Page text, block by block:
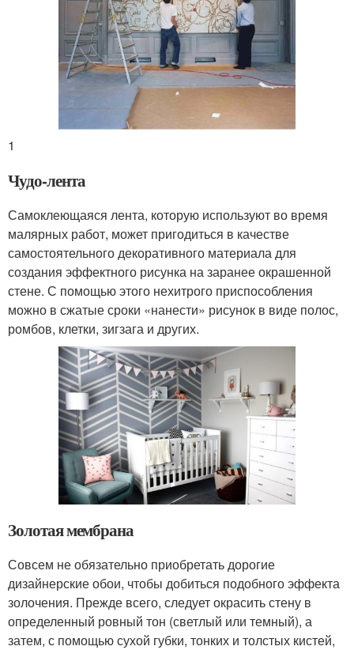
1
Чудо-лента
Самоклеющаяся лента, которую используют во время
малярных работ, может пригодиться в качестве
самостоятельного декоративного материала для
создания эффектного рисунка на заранее окрашенной
стене. С помощью этого нехитрого приспособления
можно в сжатые сроки «нанести» рисунок в виде полос,
ромбов, клетки, зигзага и других.
Золотая мембрана
Совсем не обязательно приобретать дорогие
дизайнерские обои, чтобы добиться подобного эффекта
золочения. Прежде всего, следует окрасить стену в
определенный ровный тон (светлый или темный), а
затем, с помощью сухой губки, тонких и толстых кистей,